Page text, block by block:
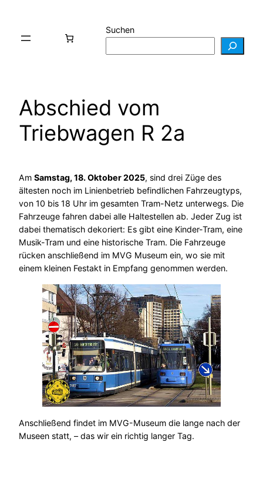
springen
Suchen
Abschied vom
Triebwagen R 2a
Am Samstag, 18. Oktober 2025, sind drei Züge des
ältesten noch im Linienbetrieb befindlichen Fahrzeugtyps,
von 10 bis 18 Uhr im gesamten Tram-Netz unterwegs. Die
Fahrzeuge fahren dabei alle Haltestellen ab. Jeder Zug ist
dabei thematisch dekoriert: Es gibt eine Kinder-Tram, eine
Musik-Tram und eine historische Tram. Die Fahrzeuge
rücken anschließend im MVG Museum ein, wo sie mit
einem kleinen Festakt in Empfang genommen werden.
Anschließend findet im MVG-Museum die lange nach der
Museen statt, – das wir ein richtig langer Tag.